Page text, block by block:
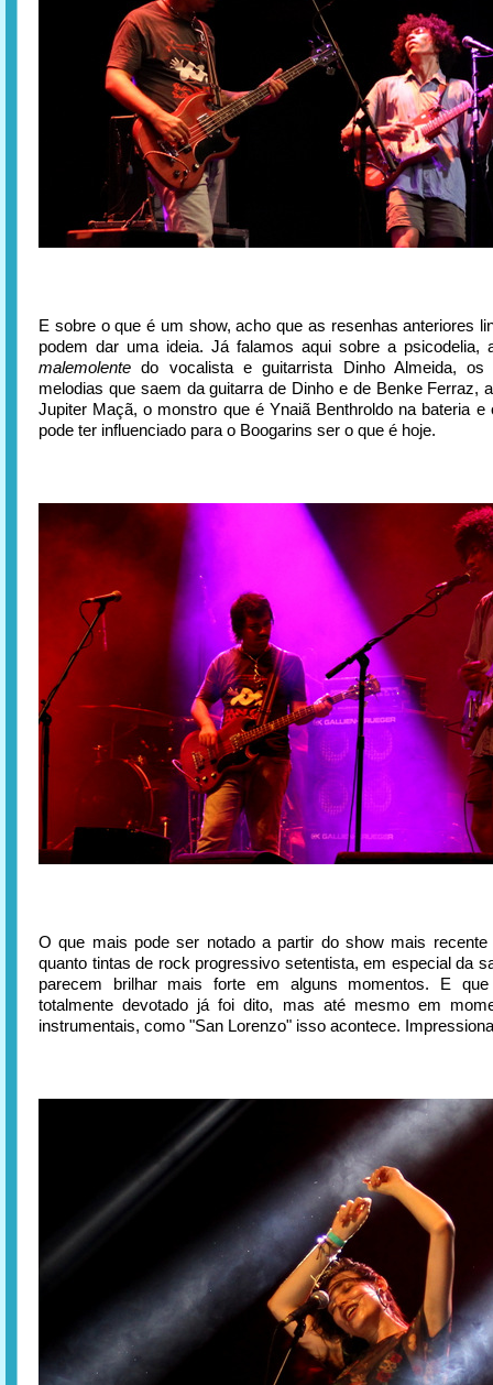
E sobre o que é um show, acho que as resenhas anteriores
podem dar uma ideia. Já falamos aqui sobre a psicodelia,
malemolente do vocalista e guitarrista Dinho Almeida,
melodias que saem da guitarra de Dinho e de Benke Ferraz,
Jupiter Maçã, o monstro que é Ynaiã Benthroldo na bateria e
pode ter influenciado para o Boogarins ser o que é hoje.
O que mais pode ser notado a partir do show mais
quanto tintas de rock progressivo setentista, em especial da
parecem brilhar mais forte em alguns momentos. E
totalmente devotado já foi dito, mas até mesmo em
instrumentais, como "San Lorenzo" isso acontece.